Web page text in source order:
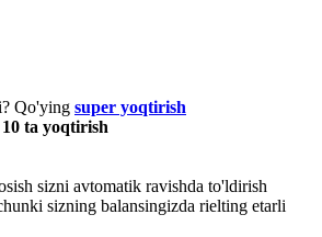
Qo'ying super yoqtirish
ta yoqtirish
sizni avtomatik ravishda to'ldirish
sizning balansingizda rielting etarli